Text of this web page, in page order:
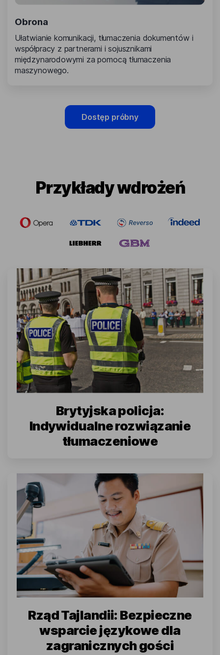
Obrona
Ułatwianie komunikacji, tłumaczenia dokumentów i
współpracy z partnerami i sojusznikami
międzynarodowymi za pomocą tłumaczenia
maszynowego.
Dostęp próbny
Przykłady wdrożeń
Brytyjska policja:
Indywidualne rozwiązanie
tłumaczeniowe
Rząd Tajlandii: Bezpieczne
wsparcie językowe dla
zagranicznych gości